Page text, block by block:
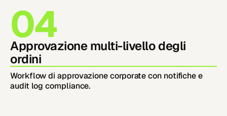
04
Approvazione multi-livello degli
ordini
Workflow di approvazione corporate con notifiche e
audit log compliance.